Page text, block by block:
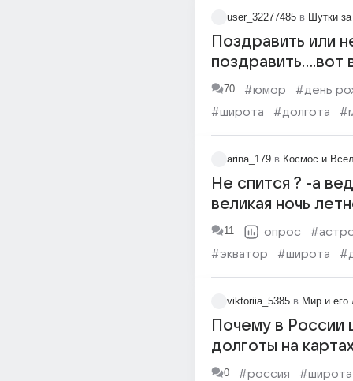
user_32277485 в Шутки
Поздравить или
поздравить....вот
вопрос? + :)))
70 #юмор
#день
#широта
#долгота
arina_179 в Космос и
Не спится ? -а
великая ночь
11 опрос
#экватор
#широта
#ночь
#астрология
viktoriia_5385 в Мир и
Почему в России
долготы на
отсчитывались
0 #россия #широта